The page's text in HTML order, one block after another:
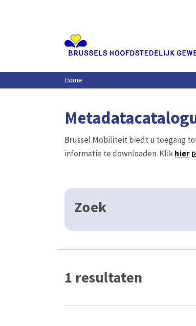
Home
Brussel Mobiliteit biedt u toegang
informatie te downloaden. Klikhier
Zoek
1 resultaten